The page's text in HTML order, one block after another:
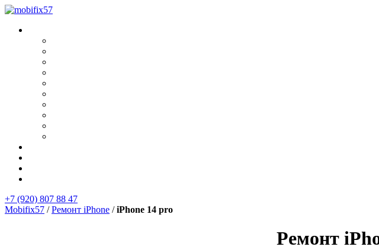
+7 (920) 807 88 47
Mobifix57 /Ремонт iPhone /iPhone 14 pro
Ремонт